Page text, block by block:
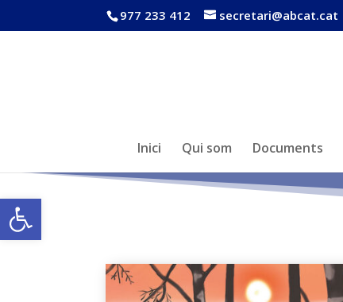
Obre la barra d'eines
977 233 412 secretari@abcat.cat
Inici Qui som Documents